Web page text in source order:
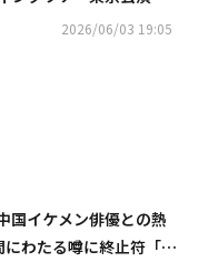
映画館でライブビューイ
2026/06/03 19:05
国イケメン俳優との熱
わたる噂に終止符「邪